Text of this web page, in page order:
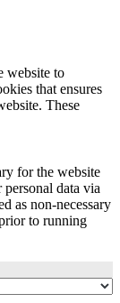
website to
that ensures
These
for the website
data via
as non-necessary
to running